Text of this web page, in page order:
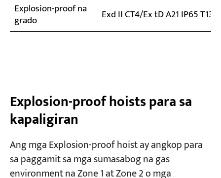
Explosion-proof na
grado Exd II CT4/Ex tD A21 IP65
Explosion-proof hoists para sa
kapaligiran
Ang mga Explosion-proof hoist ay angkop para
sa paggamit sa mga sumasabog na gas
environment na Zone 1 at Zone 2 o mga